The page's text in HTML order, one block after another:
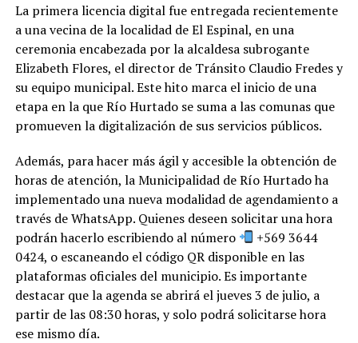
La primera licencia digital fue entregada recientemente
a una vecina de la localidad de El Espinal, en una
ceremonia encabezada por la alcaldesa subrogante
Elizabeth Flores, el director de Tránsito Claudio Fredes y
su equipo municipal. Este hito marca el inicio de una
etapa en la que Río Hurtado se suma a las comunas que
promueven la digitalización de sus servicios públicos.
Además, para hacer más ágil y accesible la obtención de
horas de atención, la Municipalidad de Río Hurtado ha
implementado una nueva modalidad de agendamiento a
través de WhatsApp. Quienes deseen solicitar una hora
podrán hacerlo escribiendo al número
+569 3644
0424, o escaneando el código QR disponible en las
plataformas oficiales del municipio. Es importante
destacar que la agenda se abrirá el jueves 3 de julio, a
partir de las 08:30 horas, y solo podrá solicitarse hora
ese mismo día.